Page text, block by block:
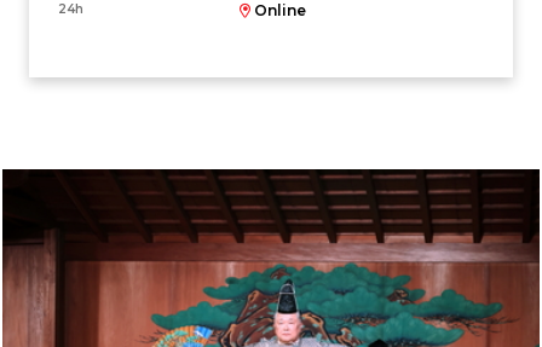
24h Online